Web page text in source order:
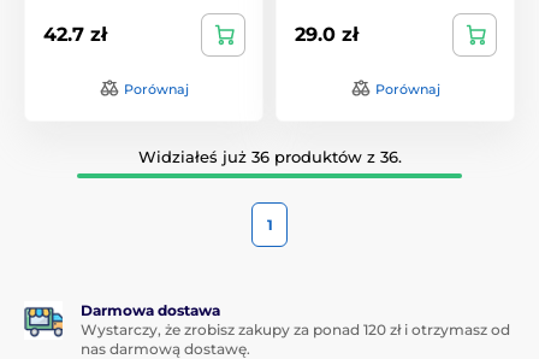
42.7 zł
Porównaj
29.0 zł
Porównaj
Widziałeś już 36 produktów z 36.
1
Darmowa dostawa
Wystarczy, że zrobisz zakupy za ponad 120 zł i otrzymasz od
nas darmową dostawę.